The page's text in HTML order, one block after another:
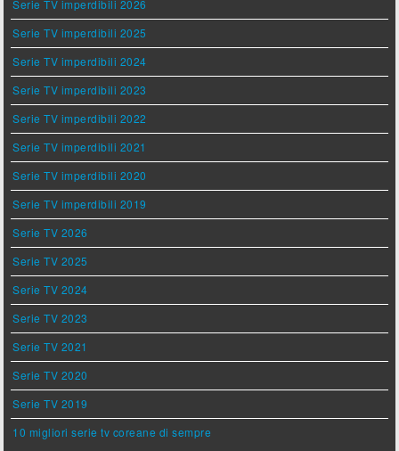
Serie TV imperdibili 2026
Serie TV imperdibili 2025
Serie TV imperdibili 2024
Serie TV imperdibili 2023
Serie TV imperdibili 2022
Serie TV imperdibili 2021
Serie TV imperdibili 2020
Serie TV imperdibili 2019
Serie TV 2026
Serie TV 2025
Serie TV 2024
Serie TV 2023
Serie TV 2021
Serie TV 2020
Serie TV 2019
10 migliori serie tv coreane di sempre